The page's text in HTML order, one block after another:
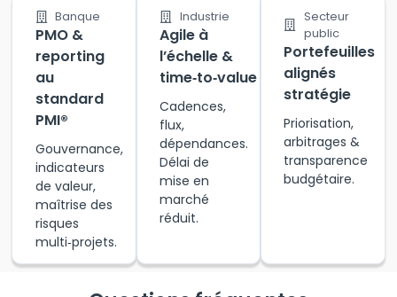
Banque
PMO &
reporting
au
standard
PMI®
Gouvernance,
indicateurs
de valeur,
maîtrise des
risques
multi‑projets.
Industrie
Agile à
l’échelle &
time‑to‑value
Cadences,
flux,
dépendances.
Délai de
mise en
marché
réduit.
Secteur
public
Portefeuilles
alignés
stratégie
Priorisation,
arbitrages &
transparence
budgétaire.